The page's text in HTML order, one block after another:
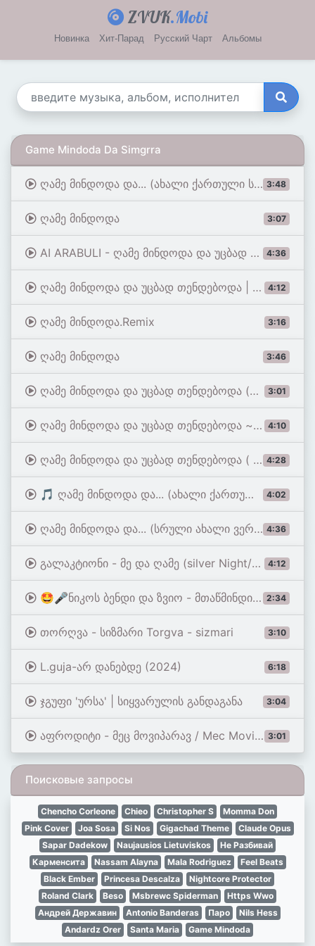
ZVUK.Mobi
Новинка Хит-Парад Русский Чарт Альбомы
Game Mindoda Da Simgrra
3:48
ღამე მინდოდა და... (ახალი ქართული სიმღერა)
3:07
ღამე მინდოდა
4:36
AI ARABULI - ღამე მინდოდა და უცბად თენდებოდა | Game Mindoda Da Ucbad Tendeboda
4:12
ღამე მინდოდა და უცბად თენდებოდა | რჩეული სიმღერა | ფლეილისტი
3:16
ღამე მინდოდა.Remix
3:46
ღამე მინდოდა
3:01
ღამე მინდოდა და უცბად თენდებოდა (გამოიწერე და დაალაიქე)
4:10
ღამე მინდოდა და უცბად თენდებოდა ~ Ghame Mindoda da Ucbad Tendeboda // ქართული სიმღერები 2026
4:28
ღამე მინდოდა და უცბად თენდებოდა ( Official Video)
4:02
🎵 ღამე მინდოდა და... (ახალი ქართული სიმღერა)
4:36
ღამე მინდოდა და... (სრული ახალი ვერსია)
4:12
გალაკტიონი - მე და ღამე (silver Night/Седая ночь remix)
2:34
🤩🎤ნიკოს ბენდი და ზვიო - ⁠მთაწმინდიდან I From Mtatsminda - Niko's Band and Zvio
3:10
თორღვა - სიზმარი Torgva - sizmari
6:18
L.guja-არ დანებდე (2024)
3:04
ჯგუფი 'ურსა' | სიყვარულის განდაგანა
3:01
აფროდიტი - მეც მოვიპარავ / Mec Moviparav / მაია იუკურიძე
Поисковые запросы
Chencho Corleone Chieo Christopher S
Momma Don
Pink Cover
Joa Sosa Si Nos Gigachad Theme
Claude Opus
Sapar Dadekow
Naujausios Lietuviskos
Не Разбивай
Карменсита
Nassam Alayna Mala Rodriguez
Feel Beats
Black Ember
Princesa Descalza
Nightcore Protector
Roland Clark
Beso Msbrewc Spiderman
Https Wwo
Андрей Державин
Antonio Banderas Паро
Nils Hess
Andardz Orer
Santa Maria Game Mindoda